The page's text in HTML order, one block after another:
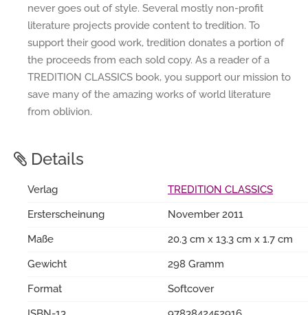
never goes out of style. Several mostly non-profit
literature projects provide content to tredition. To
support their good work, tredition donates a portion of
the proceeds from each sold copy. As a reader of a
TREDITION CLASSICS book, you support our mission to
save many of the amazing works of world literature
from oblivion.
Details
Verlag
TREDITION CLASSICS
Ersterscheinung
November 2011
Maße
20.3 cm x 13.3 cm x 1.7 cm
Gewicht
298 Gramm
Format
Softcover